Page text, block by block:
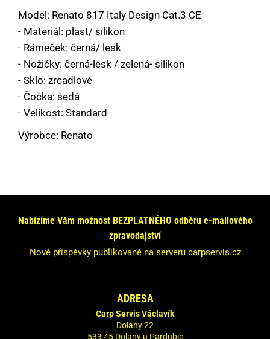
Model: Renato 817 Italy Design Cat.3 CE
- Materiál: plast/ silikon
- Rámeček: černá/ lesk
- Nožičky: černá-lesk / zelená- silikon
- Sklo: zrcadlové
- Čočka: šedá
- Velikost: Standard
Výrobce: Renato
Odpovíme Vám do 24 hodin.
Vaše údaje nebudeme nikde zveřejňovat.
Nabízíme Vám možnost BEZPLATNÉHO odběru e-mailového
zpravodajství
Nové příspěvky publikované na serveru carpservis.cz
ADRESA
Carp Servis Václavík
Dolany 22
533 45 Dolany u Pardubic